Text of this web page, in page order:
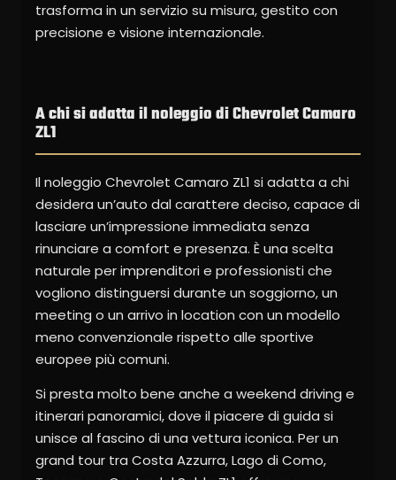
trasforma in un servizio su misura, gestito con
precisione e visione internazionale.
A chi si adatta il noleggio di Chevrolet Camaro
ZL1
Il noleggio Chevrolet Camaro ZL1 si adatta a chi
desidera un’auto dal carattere deciso, capace di
lasciare un’impressione immediata senza
rinunciare a comfort e presenza. È una scelta
naturale per imprenditori e professionisti che
vogliono distinguersi durante un soggiorno, un
meeting o un arrivo in location con un modello
meno convenzionale rispetto alle sportive
europee più comuni.
Si presta molto bene anche a weekend driving e
itinerari panoramici, dove il piacere di guida si
unisce al fascino di una vettura iconica. Per un
grand tour tra Costa Azzurra, Lago di Como,